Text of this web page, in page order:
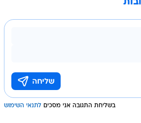
בשליחת התגובה אני מסכים לתנאי השימוש